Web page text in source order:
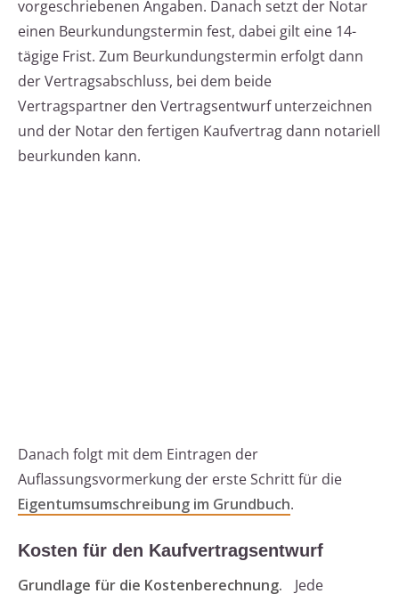
vorgeschriebenen Angaben. Danach setzt der Notar
einen Beurkundungstermin fest, dabei gilt eine 14-
tägige Frist. Zum Beurkundungstermin erfolgt dann
der Vertragsabschluss, bei dem beide
Vertragspartner den Vertragsentwurf unterzeichnen
und der Notar den fertigen Kaufvertrag dann notariell
beurkunden kann.
Danach folgt mit dem Eintragen der
Auflassungsvormerkung der erste Schritt für die
Eigentumsumschreibung im Grundbuch.
Kosten für den Kaufvertragsentwurf
Grundlage für die Kostenberechnung.
Jede